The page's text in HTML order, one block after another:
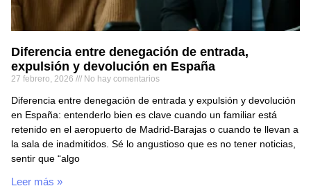
Diferencia entre denegación de entrada,
expulsión y devolución en España
27 febrero, 2026 No hay comentarios
Diferencia entre denegación de entrada y expulsión y devolución
en España: entenderlo bien es clave cuando un familiar está
retenido en el aeropuerto de Madrid-Barajas o cuando te llevan a
la sala de inadmitidos. Sé lo angustioso que es no tener noticias,
sentir que “algo
Leer más »